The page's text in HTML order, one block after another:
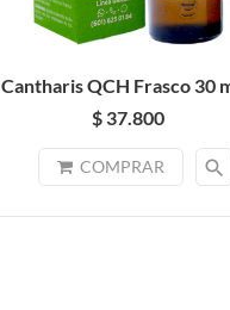
Cantharis QCH Frasco 30
$ 37.800
COMPRAR search